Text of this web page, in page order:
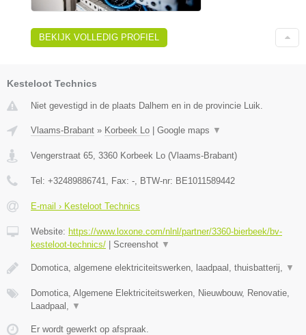
BEKIJK VOLLEDIG PROFIEL
Kesteloot Technics
Niet gevestigd in de plaats Dalhem en in de provincie Luik.
Vlaams-Brabant » Korbeek Lo | Google maps ▼
Vengerstraat 65 3360 Korbeek Lo (Vlaams-Brabant)
Tel: +32489886741 , Fax: - , BTW-nr: BE1011589442
E-mail › Kesteloot Technics
Website: https://www.loxone.com/nlnl/partner/3360-bierbeek/bv-
kesteloot-technics/ | Screenshot ▼
Domotica, algemene elektriciteitswerken, laadpaal, thuisbatterij, ▼
Domotica, Algemene Elektriciteitswerken, Nieuwbouw, Renovatie,
Laadpaal,
▼
Er wordt gewerkt op afspraak.